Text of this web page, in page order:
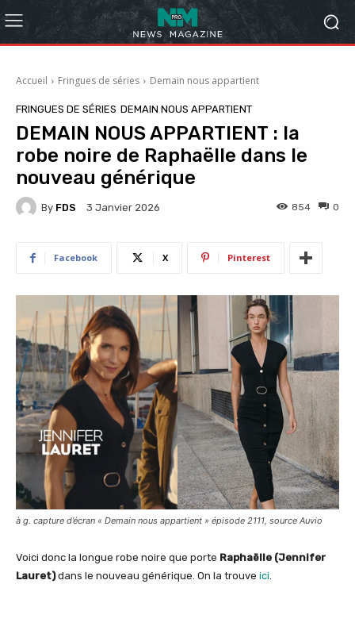
Accueil Fringues de séries Demain nous appartient
FRINGUES DE SÉRIES DEMAIN NOUS APPARTIENT
DEMAIN NOUS APPARTIENT : la
robe noire de Raphaëlle dans le
nouveau générique
By FDS 3 Janvier 2026 0
854
Facebook X Pinterest
à g. capture d’écran « Demain nous appartient » épisode 2111, source Auvio
Voici donc la longue robe noire que porte Raphaëlle (Jennifer
Lauret)dans le nouveau générique. On la trouve ici.